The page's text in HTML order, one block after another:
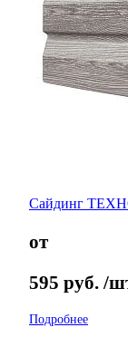
Сайдинг
от
595 руб. /
Подробнее